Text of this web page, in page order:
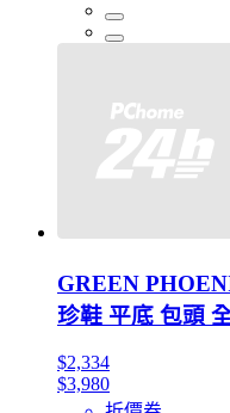
GREEN
珍鞋 平底 包頭
$2,334
$3,980